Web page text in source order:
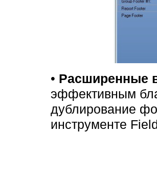
• Расширенные
эффективным
дублирование
инструменте